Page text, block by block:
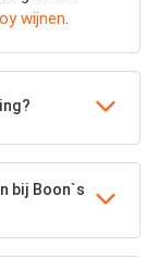
wijnen.
bij Boon`s